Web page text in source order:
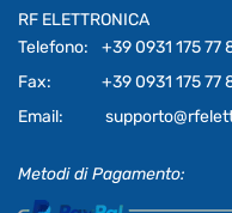
RF ELETTRONICA
Telefono:
+39 0931 175 77
Fax:
+39 0931 175 77
Email:
Metodi di Pagamento: